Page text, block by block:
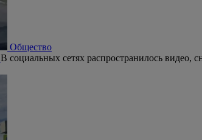
Общество
В социальных сетях распространилось видео,